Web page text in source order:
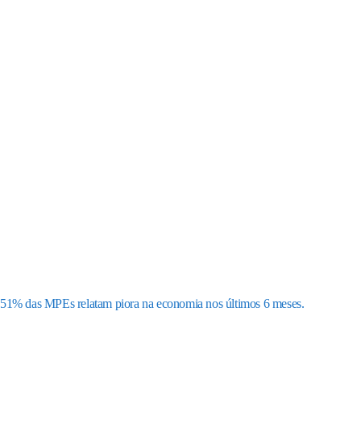
51% das MPEs relatam piora na economia nos últimos 6 meses.